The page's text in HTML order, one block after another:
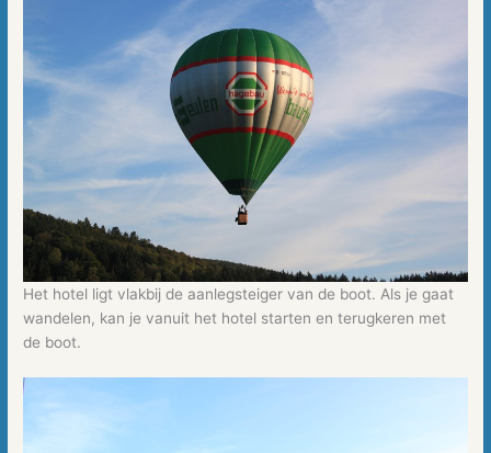
Het hotel ligt vlakbij de aanlegsteiger van de boot. Als je gaat
wandelen, kan je vanuit het hotel starten en terugkeren met
de boot.